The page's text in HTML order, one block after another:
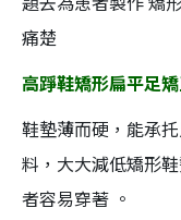
痛楚
高踭鞋矯形扁平足
鞋墊薄而硬，能承
料，大大減低矯形
者容易穿著 。